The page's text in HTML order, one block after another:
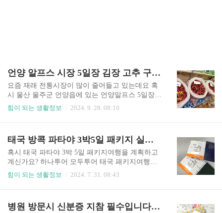
언양 알프스 시장 5일장 김장 고추 구매 방문후기 <주차장.화장실.고추시세>
요즘 재래 전통시장이 많이 줄어들고 있는데요 혹
시 울산 울주군 언양읍에 있는 언양알프스 5일장을
알고 계신가요? 2일 5일마다 장터가 열리는데요 규
한 번가 보시길 추천드리며 추석이 지나면 김장고
추를 빨리 구매를 하셔야 좋은 고추를 저렴하게 구
매하실수 있으니 참고하시길 바랍니다 삶이 지치
고 활력의 요소가 필요할 때 5일장 방문추천~~ 김
장 고추가루 여기서 장만하세요~구경거리 먹거리
방앗간3. 호떡집에 불난 맛 언양호떡 ■ 언양 알프
힘이 되는 생활정보 2024. 9. 28. 08:10
태국 방콕 파타야 3박5일 패키지 실제 생생 후기<초보가이드2024.7>
혹시 태국 파타야 3박 5일 패키지여행을 계획하고
계신가요? 하나투어 모두투어 태국 패키지여행일
정은 거의 비슷한데요 여행 출발하시기 전 미리 방
습니다 중요한 것은 가족들과 재미있는 추억을 만
힘이 되는 생활정보 2024. 7. 31. 08:43
병원 방문시 신분증 지참 필수입니다!! <모바일 신분증 사용하세요!>